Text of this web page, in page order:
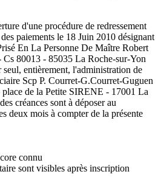
d'une procédure de redressement
paiements le 18 Juin 2010 désignant
En La Personne De Maître Robert
80013 - 85035 La Roche-sur-Yon
seul, entièrement, l'administration de
Scp P. Courret-G.Courret-Guguen
de la Petite SIRENE - 17001 La
créances sont à déposer au
deux mois à compter de la présente
connu
sont visibles après inscription